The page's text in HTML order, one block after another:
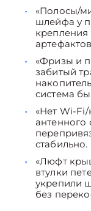
«Полосы/
шлейфа у
«Фризы и
забитый
система
«Нет Wi-
антенного
стабильно.
«Люфт
втулки
укрепили
без